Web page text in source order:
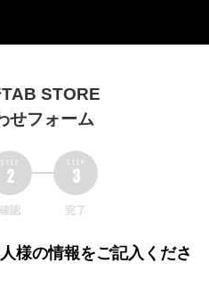
STORE
せフォーム
確認 完了
様の情報をご記入くださ